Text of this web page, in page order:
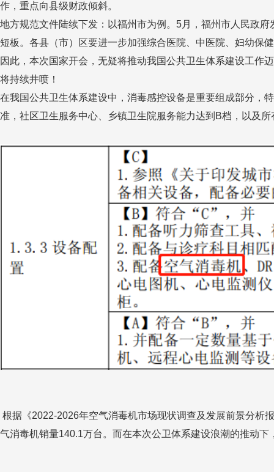
作，重点向县级财政倾斜。
地方规范文件陆续下发：以福州市为例。 5月，福州市人民政府
短板。各县（市）区要进一步加强综合医院、中医院、妇幼保
因此，本次国家开会，无疑将推动我国公共卫生体系建设工作
将持续井喷！
在我国公共卫生体系建设中，消毒感控设备是重要组成部分，
准，社区卫生服务中心、乡镇卫生院服务能力达到 B档，以及所
根据《2022-2026年空气消毒机市场现状调查及发展前景分析
气消毒机销量140.1万台。而在本次公卫体系建设浪潮的推动